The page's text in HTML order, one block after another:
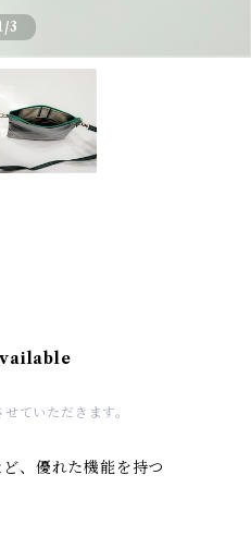
/3
ていただきます。
、優れた機能を持つ